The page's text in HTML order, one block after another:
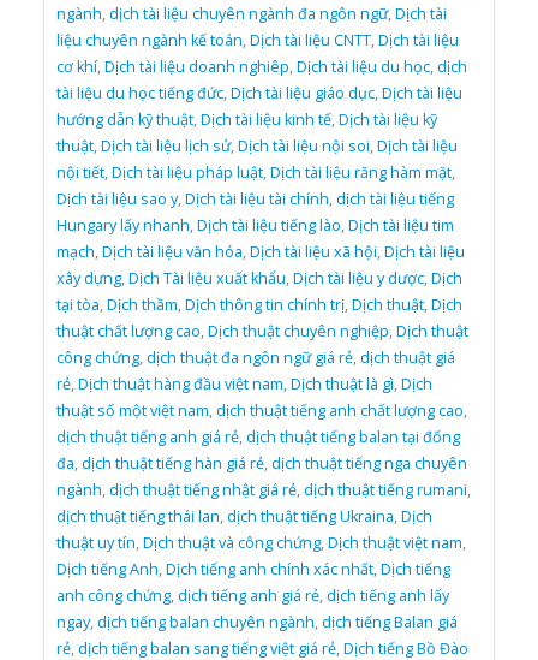
ngành,dịch tài liệu chuyên ngành đa ngôn ngữ,Dịch tài
liệu chuyên ngành kế toán,Dịch tài liệu CNTT,Dịch tài liệu
cơ khí,Dịch tài liệu doanh nghiêp,Dịch tài liệu du học,dịch
tài liệu du học tiếng đức,Dịch tài liệu giáo dục,Dịch tài liệu
hướng dẫn kỹ thuật,Dịch tài liệu kinh tế,Dịch tài liệu kỹ
thuật,Dịch tài liệu lịch sử,Dịch tài liệu nội soi,Dịch tài liệu
nội tiết,Dịch tài liệu pháp luật,Dịch tài liệu răng hàm mặt,
Dịch tài liệu sao y,Dịch tài liệu tài chính,dịch tài liệu tiếng
Hungary lấy nhanh,Dịch tài liệu tiếng lào,Dịch tài liệu tim
mạch,Dịch tài liệu văn hóa,Dịch tài liệu xã hội,Dịch tài liệu
xây dựng,Dịch Tài liệu xuất khẩu,Dịch tài liệu y dược,Dịch
tại tòa,Dịch thầm,Dịch thông tin chính trị,Dịch thuật,Dịch
thuật chất lượng cao,Dịch thuật chuyên nghiệp,Dịch thuật
công chứng,dịch thuật đa ngôn ngữ giá rẻ,dịch thuật giá
rẻ,Dịch thuật hàng đầu việt nam,Dịch thuật là gì,Dịch
thuật số một việt nam,dịch thuật tiếng anh chất lượng cao,
dịch thuật tiếng anh giá rẻ,dịch thuật tiếng balan tại đống
đa,dịch thuật tiếng hàn giá rẻ,dịch thuật tiếng nga chuyên
ngành,dịch thuật tiếng nhật giá rẻ,dịch thuật tiếng rumani,
dịch thuật tiếng thái lan,dịch thuật tiếng Ukraina,Dịch
thuật uy tín,Dịch thuật và công chứng,Dịch thuật việt nam,
Dịch tiếng Anh,Dịch tiếng anh chính xác nhất,Dịch tiếng
anh công chứng,dịch tiếng anh giá rẻ,dịch tiếng anh lấy
ngay,dịch tiếng balan chuyên ngành,dịch tiếng Balan giá
rẻ,dịch tiếng balan sang tiếng việt giá rẻ,Dịch tiếng Bồ Đào